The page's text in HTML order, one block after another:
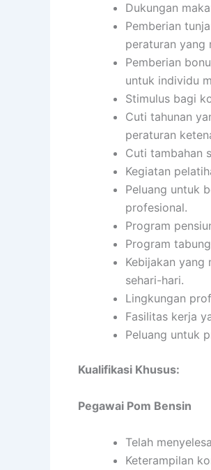
Dukungan
Pemberian
peraturan yang
Pemberian
untuk individu
Stimulus bagi
Cuti tahunan
peraturan
Cuti tambahan
Kegiatan
Peluang untuk
profesional.
Program
Program
Kebijakan
sehari-hari.
Lingkungan
Fasilitas kerja
Peluang untuk
Kualifikasi Khusus:
Pegawai Pom Bensin
Telah
Keterampilan